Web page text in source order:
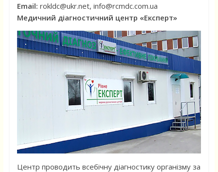
Email: rokldc@ukr.net, info@rcmdc.com.ua
Медичний діагностичний центр «Експерт»
Центр проводить всебічну діагностику організму за